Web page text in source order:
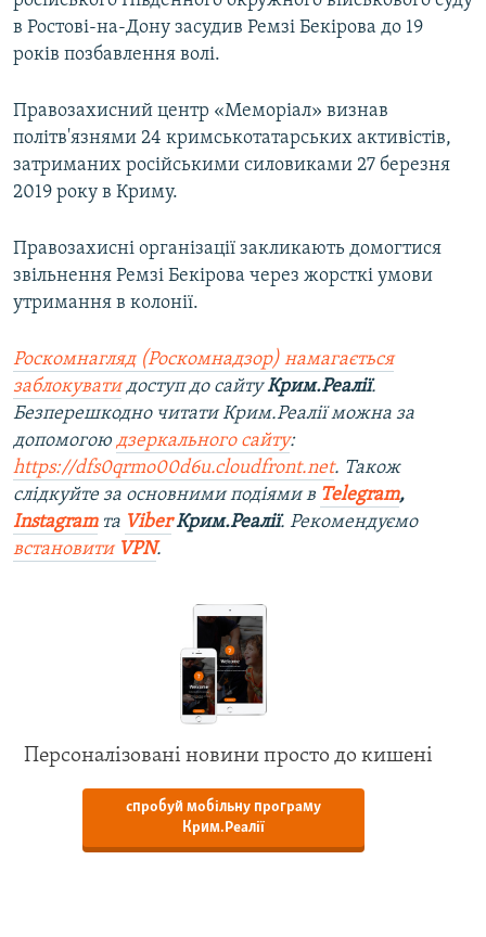
в Ростові-на-Дону засудив Ремзі Бекірова до 19
років позбавлення волі.
Правозахисний центр «Меморіал» визнав
політв'язнями 24 кримськотатарських активістів,
затриманих російськими силовиками 27 березня
2019 року в Криму.
Правозахисні організації закликають домогтися
звільнення Ремзі Бекірова через жорсткі умови
утримання в колонії.
Роскомнагляд (Роскомнадзор) намагається
заблокуватидоступ до сайтуКрим.Реалії.
Безперешкодно читати Крим.Реалії можна за
допомогою дзеркального сайту:
https://dfs0qrmo00d6u.cloudfront.net. Також
слідкуйте за основними подіями в Telegram,
Instagramта ViberКрим.Реалії. Рекомендуємо
встановити VPN.
Персоналізовані новини просто до кишені
спробуй мобільну програму
Крим.Реалії